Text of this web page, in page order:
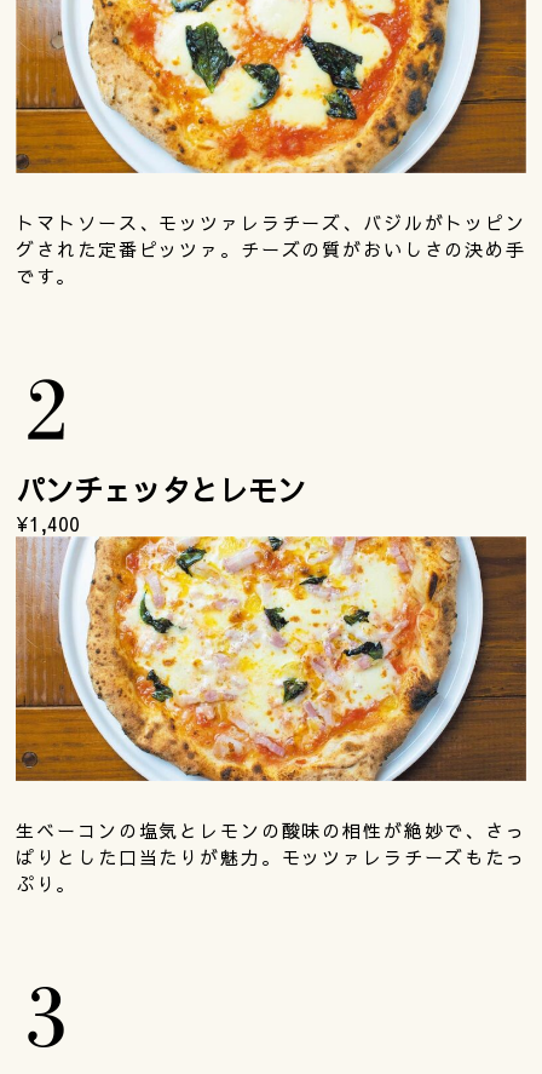
トマトソース、モッツァレラチーズ、バジルがトッピン
グされた定番ピッツァ。チーズの質がおいしさの決め手
です。
パンチェッタとレモン
¥1,400
生ベーコンの塩気とレモンの酸味の相性が絶妙で、さっ
ぱりとした口当たりが魅力。モッツァレラチーズもたっ
ぷり。